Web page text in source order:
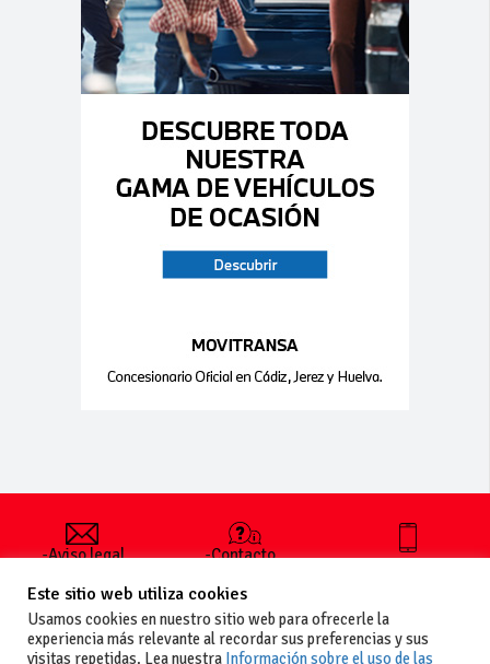
-Aviso legal
generales
de uso
-Política de
-Contacto
publicar un
anuncio
-Vende+
+34 627 35
Este sitio web utiliza cookies
Usamos cookies en nuestro sitio web para ofrecerle la
experiencia más relevante al recordar sus preferencias y sus
visitas repetidas. Lea nuestra Información sobre el uso de las